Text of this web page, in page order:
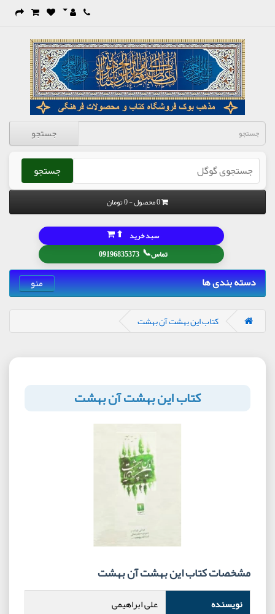
جستجو
جستجو
0 محصول - 0 تومان
تماس📞
09196835373
سبد خرید ⬆
دسته بندی ها منو
کتاب این بهشت آن بهشت
کتاب این بهشت آن بهشت
مشخصات کتاب این بهشت آن بهشت
نویسنده
علی ابراهیمی